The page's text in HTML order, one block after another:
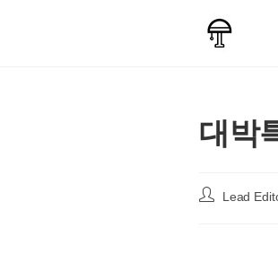
대박
Post Lead